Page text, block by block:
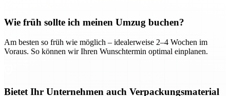
Wie früh sollte ich meinen Umzug buchen?
Am besten so früh wie möglich – idealerweise 2–4 Wochen im
Voraus. So können wir Ihren Wunschtermin optimal einplanen.
Bietet Ihr Unternehmen auch Verpackungsmaterial